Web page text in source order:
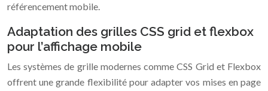
référencement mobile.
Adaptation des grilles CSS grid et flexbox
pour l’affichage mobile
Les systèmes de grille modernes comme CSS Grid et Flexbox
offrent une grande flexibilité pour adapter vos mises en page